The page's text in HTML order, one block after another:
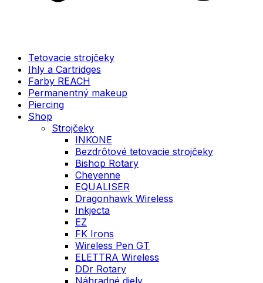
Tetovacie strojčeky
Ihly a Cartridges
Farby REACH
Permanentný makeup
Piercing
Shop
Strojčeky
INKONE
Bezdrôtové tetovacie strojčeky
Bishop Rotary
Cheyenne
EQUALISER
Dragonhawk Wireless
Inkjecta
EZ
FK Irons
Wireless Pen GT
ELETTRA Wireless
DDr Rotary
Náhradné diely